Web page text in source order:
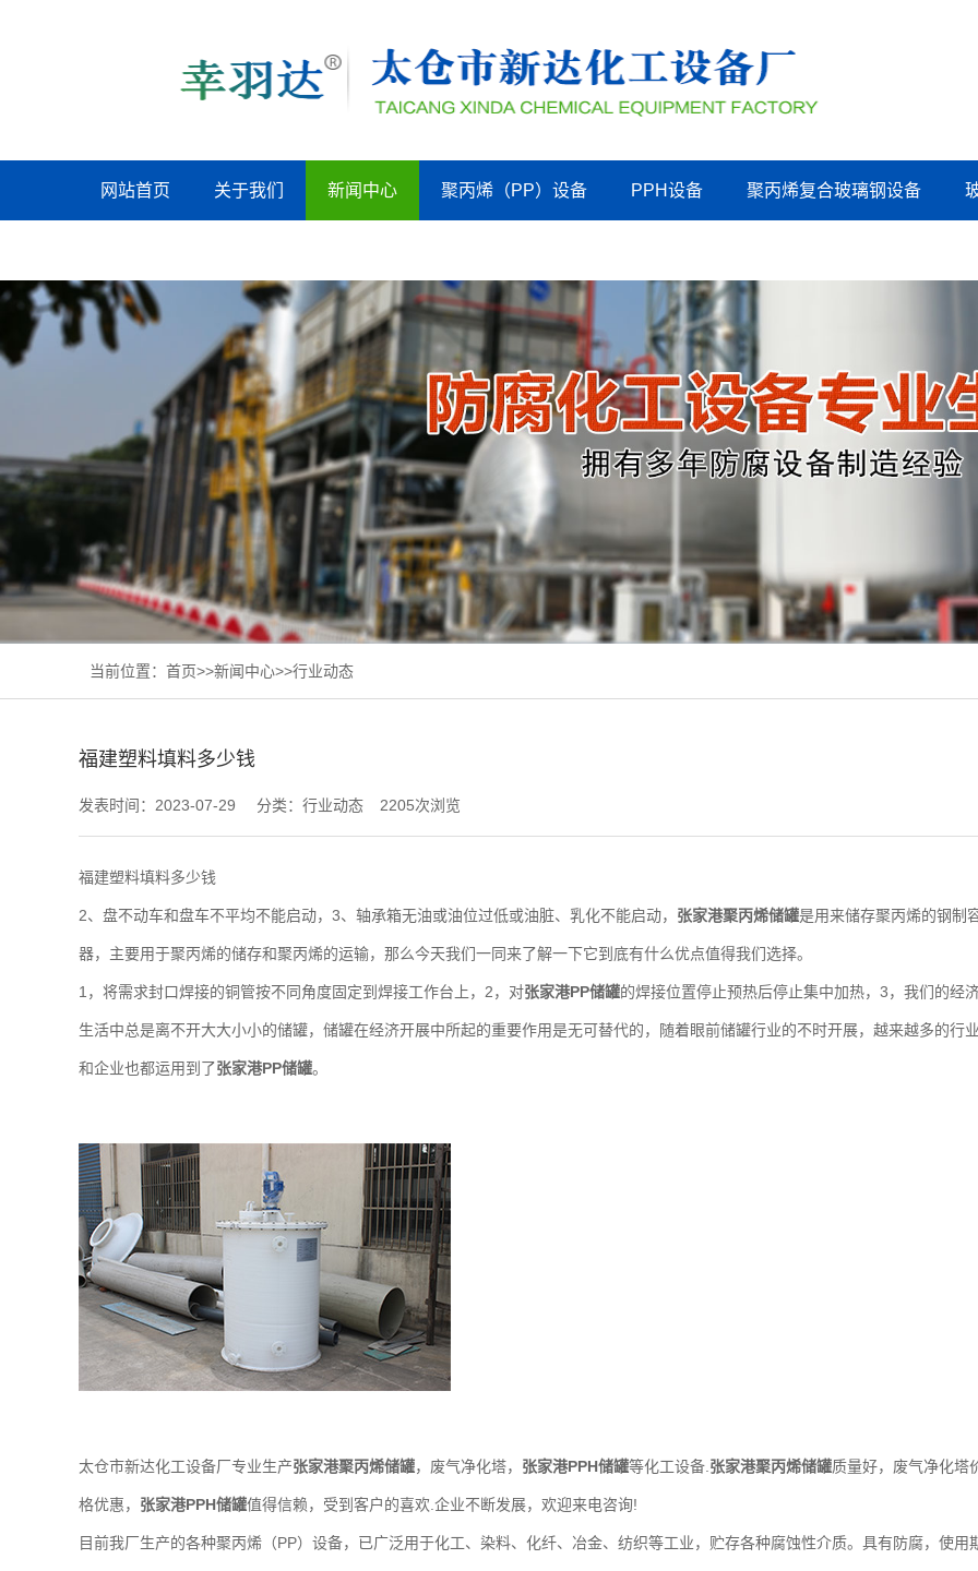
网站首页 关于我们 新闻中心 聚丙烯（PP）设备 PPH设备 聚丙烯复合玻璃钢设备
当前位置： 首页>>新闻中心>>行业动态
福建塑料填料多少钱
发表时间：2023-07-29 分类：行业动态 2205次浏览
福建塑料填料多少钱
2、盘不动车和盘车不平均不能启动，3、轴承箱无油或油位过低或油脏、乳化不能启动， 张家港聚丙烯储罐是用来储存聚丙烯的钢制
器，主要用于聚丙烯的储存和聚丙烯的运输，那么今天我们一同来了解一下它到底有什么优点值得我们选择。
1，将需求封口焊接的铜管按不同角度固定到焊接工作台上，2，对张家港PP储罐的焊接位置停止预热后停止集中加热，3，我们的经
生活中总是离不开大大小小的储罐，储罐在经济开展中所起的重要作用是无可替代的，随着眼前储罐行业的不时开展，越来越多的行业
和企业也都运用到了张家港PP储罐。
太仓市新达化工设备厂专业生产张家港聚丙烯储罐，废气净化塔， 张家港PPH储罐等化工设备. 张家港聚丙烯储罐质量好，废气净化塔
格优惠， 张家港PPH储罐值得信赖，受到客户的喜欢.企业不断发展，欢迎来电咨询!
目前我厂生产的各种聚丙烯（PP）设备，已广泛用于化工、染料、化纤、冶金、纺织等工业，贮存各种腐蚀性介质。具有防腐，使用